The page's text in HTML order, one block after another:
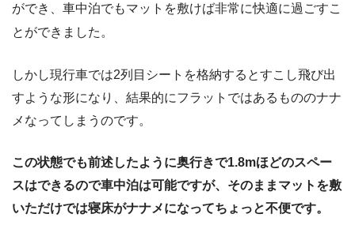
ができ、車中泊でもマットを敷けば非常に快適に過ごすこ
とができました。
しかし現行車では2列目シートを格納するとすこし飛び出
すような形になり、結果的にフラットではあるもののナナ
メなってしまうのです。
この状態でも前述したように奥行きで1.8mほどのスペー
スはできるので車中泊は可能ですが、そのままマットを敷
いただけでは寝床がナナメになってちょっと不便です。